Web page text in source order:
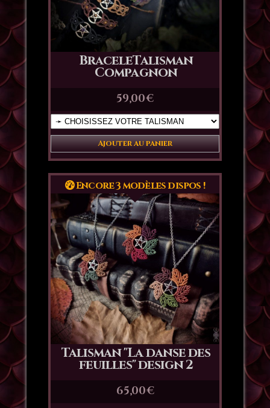
BraceleTalisman
Compagnon
59,00€
Ajouter au panier
Talisman "La danse des
feuilles" design 2
65,00€
Encore 3 modèles dispos !